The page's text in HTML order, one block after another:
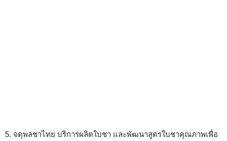
5. จตุพลชาไทย บริการผลิตใบชา และพัฒนาสูตรใบชาคุณภาพเพื่อ